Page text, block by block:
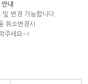
내
변경 가능합니다.
취소변경시
주세요~!